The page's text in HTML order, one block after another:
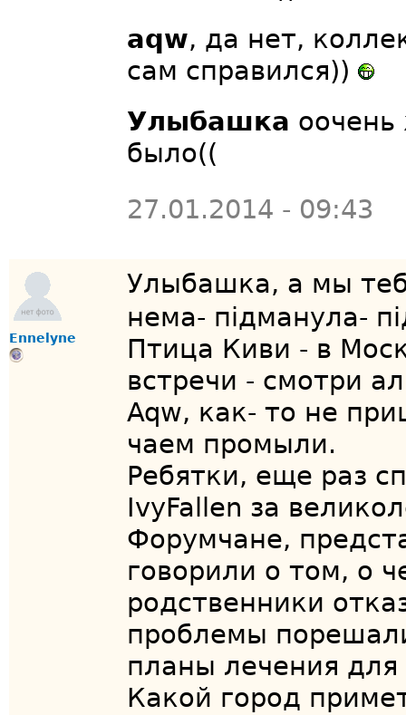
aqw, да нет,
сам справился))
Улыбашка оочень
было((
27.01.2014 - 09:43
Ennelyne
Улыбашка, а мы
нема- підманула-
Птица Киви - в
встречи - смотри
Aqw, как- то не
чаем промыли.
Ребятки, еще раз
IvyFallen за
Форумчане,
говорили о том, о
родственники
проблемы
планы лечения
Какой город